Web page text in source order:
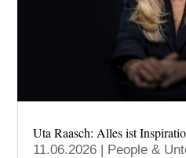
Uta Raasch: Alles ist
11.06.2026 | People &